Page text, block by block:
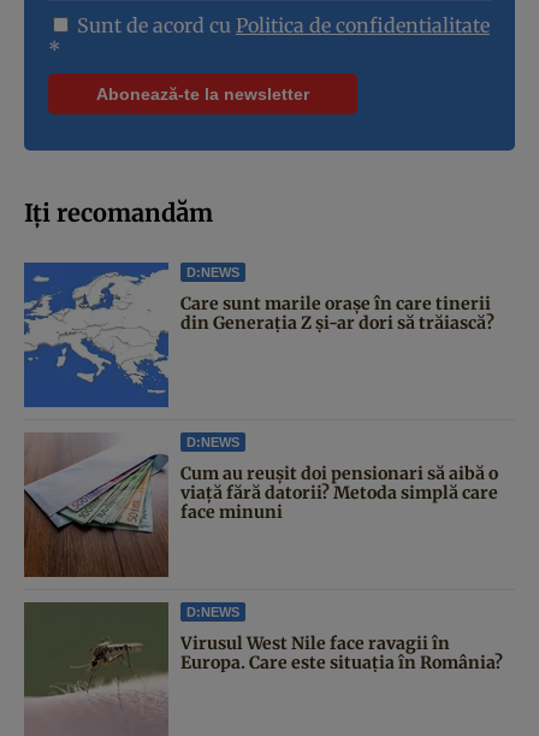
Sunt de acord cu Politica de confidentialitate
*
Iți recomandăm
D:NEWS
Care sunt marile orașe în care tinerii
din Generația Z și-ar dori să trăiască?
D:NEWS
Cum au reușit doi pensionari să aibă o
viață fără datorii? Metoda simplă care
face minuni
D:NEWS
Virusul West Nile face ravagii în
Europa. Care este situația în România?